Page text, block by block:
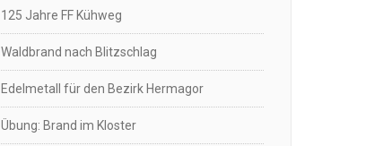
125 Jahre FF Kühweg
Waldbrand nach Blitzschlag
Edelmetall für den Bezirk Hermagor
Übung: Brand im Kloster